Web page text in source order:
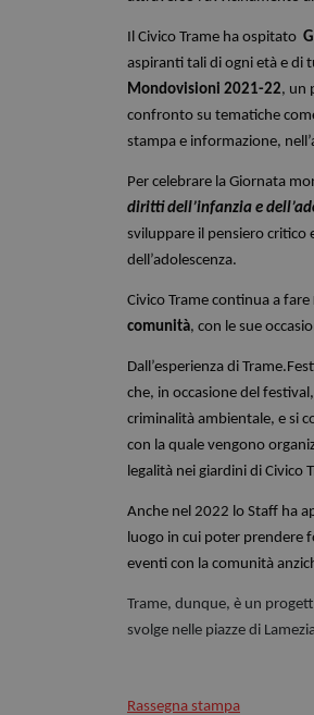
Il Civico Trame ha ospitato
aspiranti tali di ogni età e di
Mondovisioni 2021-22, un
confronto su tematiche
stampa e informazione,
Per celebrare la Giornata
diritti dell’infanzia e
sviluppare il pensiero critico
dell’adolescenza.
Civico Trame continua a fare
comunità, con le sue
Dall’esperienza di
che, in occasione del
criminalità ambientale, e si
con la quale vengono
legalità nei giardini di Civico
Anche nel 2022 lo Staff ha
luogo in cui poter prendere
eventi con la comunità
Trame, dunque, è un
svolge nelle piazze di
Rassegna stampa